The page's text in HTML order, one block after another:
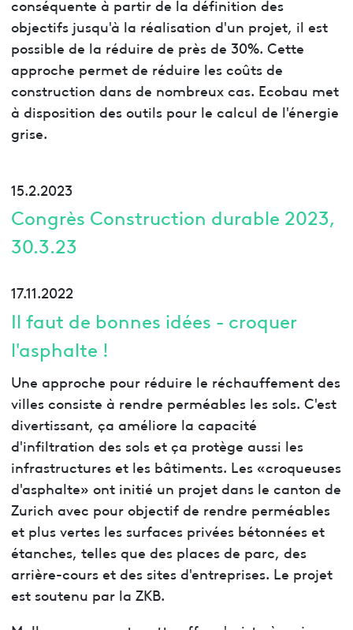
conséquente à partir de la définition des
objectifs jusqu'à la réalisation d'un projet, il est
possible de la réduire de près de 30%. Cette
approche permet de réduire les coûts de
construction dans de nombreux cas. Ecobau met
à disposition des outils pour le calcul de l'énergie
grise.
15.2.2023
Congrès Construction durable 2023,
30.3.23
17.11.2022
Il faut de bonnes idées - croquer
l'asphalte !
Une approche pour réduire le réchauffement des
villes consiste à rendre perméables les sols. C'est
divertissant, ça améliore la capacité
d'infiltration des sols et ça protège aussi les
infrastructures et les bâtiments. Les «croqueuses
d'asphalte» ont initié un projet dans le canton de
Zurich avec pour objectif de rendre perméables
et plus vertes les surfaces privées bétonnées et
étanches, telles que des places de parc, des
arrière-cours et des sites d'entreprises. Le projet
est soutenu par la ZKB.